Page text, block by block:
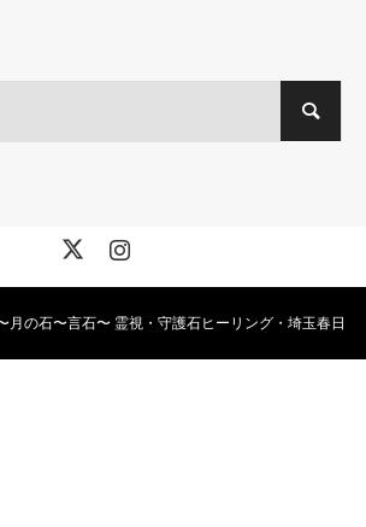
月の石〜言石〜 霊視・守護石ヒーリング・埼玉春日